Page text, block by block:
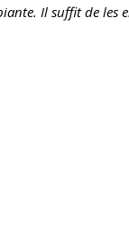
Il suffit de